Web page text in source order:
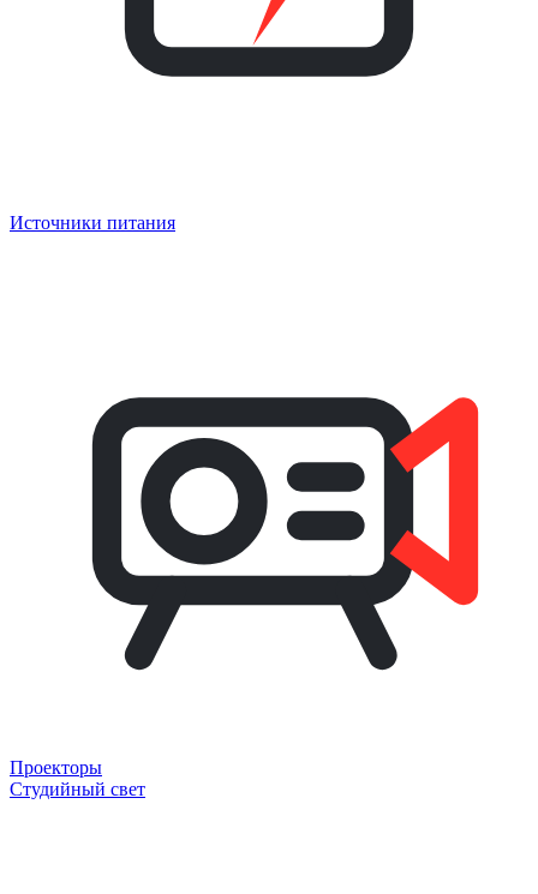
Источники питания
Проекторы
Студийный свет